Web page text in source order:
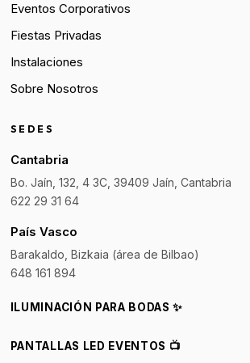
Eventos Corporativos
Fiestas Privadas
Instalaciones
Sobre Nosotros
SEDES
Cantabria
Bo. Jaín, 132, 4 3C, 39409 Jaín, Cantabria
622 29 31 64
País Vasco
Barakaldo, Bizkaia (área de Bilbao)
648 161 894
ILUMINACIÓN PARA BODAS ✨
PANTALLAS LED EVENTOS 📺